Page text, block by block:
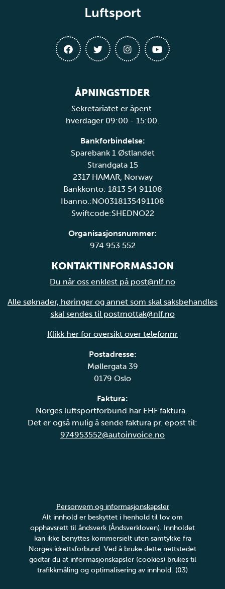
Luftsport
ÅPNINGSTIDER
Sekretariatet er åpent
hverdager 09:00 - 15:00.
Bankforbindelse:
Sparebank 1 Østlandet
Strandgata 15
2317 HAMAR, Norway
Bankkonto: 1813 54 91108
Ibanno.:NO0318135491108
Swiftcode:SHEDNO22
Organisasjonsnummer:
974 953 552
KONTAKTINFORMASJON
Du når oss enklest på post@nlf.no
Alle søknader, høringer og annet som skal saksbehandles
skal sendes til postmottak@nlf.no
Klikk her for oversikt over telefonnr
Postadresse:
Møllergata 39
0179 Oslo
Faktura:
Norges luftsportforbund har EHF faktura.
Det er også mulig å sende faktura pr. epost til:
974953552@autoinvoice.no
Personvern og informasjonskapsler
Alt innhold er beskyttet i henhold til lov om
opphavsrett til åndsverk (Åndsverkloven). Innholdet
kan ikke benyttes kommersielt uten samtykke fra
Norges idrettsforbund. Ved å bruke dette nettstedet
godtar du at informasjonskapsler (cookies) brukes til
trafikkmåling og optimalisering av innhold. (03)